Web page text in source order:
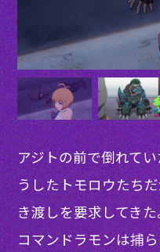
アジトの前で倒れて
うしたトモロウたち
き渡しを要求してきた
コマンドラモンは捕